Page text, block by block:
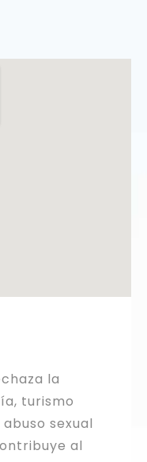
la
turismo
sexual
al